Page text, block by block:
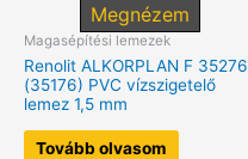
Megnézem
Magasépítési lemezek
Renolit ALKORPLAN F 35276
(35176) PVC vízszigetelő
lemez 1,5 mm
Tovább olvasom